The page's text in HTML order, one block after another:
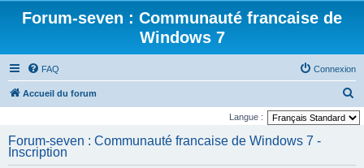
Forum-seven : Communauté francaise de
Windows 7
FAQ Connexion
Accueil du forum
e
Langue :
Forum-seven : Communauté francaise de Windows 7 -
Inscription